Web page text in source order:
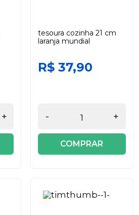
+
tesoura cozinha 21 cm
laranja mundial
R$ 37,90
- +
COMPRAR